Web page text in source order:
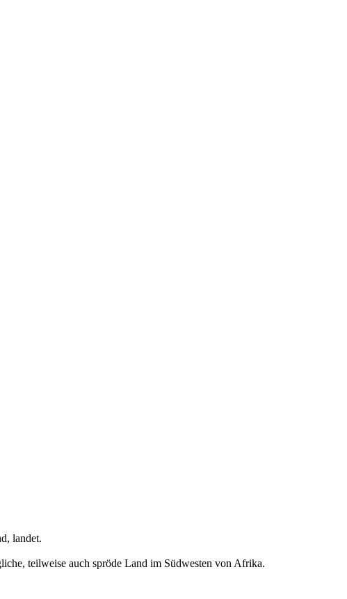
landet.
teilweise auch spröde Land im Südwesten von Afrika.